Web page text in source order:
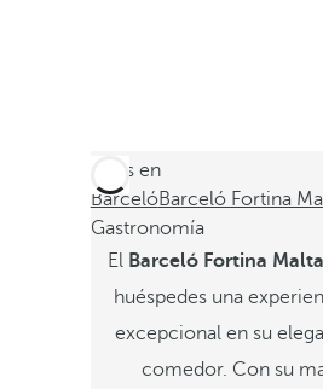
Estás en
BarcelóBarceló Fortina
Gastronomía
El Barceló Fortina Malta
huéspedes una
excepcional en su
comedor. Con su